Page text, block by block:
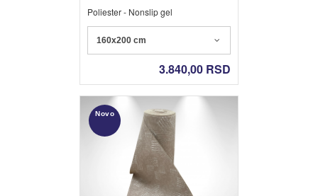
Poliester - Nonslip gel
160x200 cm
3.840,00 RSD
Novo